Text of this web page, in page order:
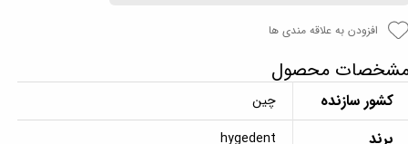
افزودن به علاقه مندی ها
محصول
کشور سازنده چین
برند hygedent